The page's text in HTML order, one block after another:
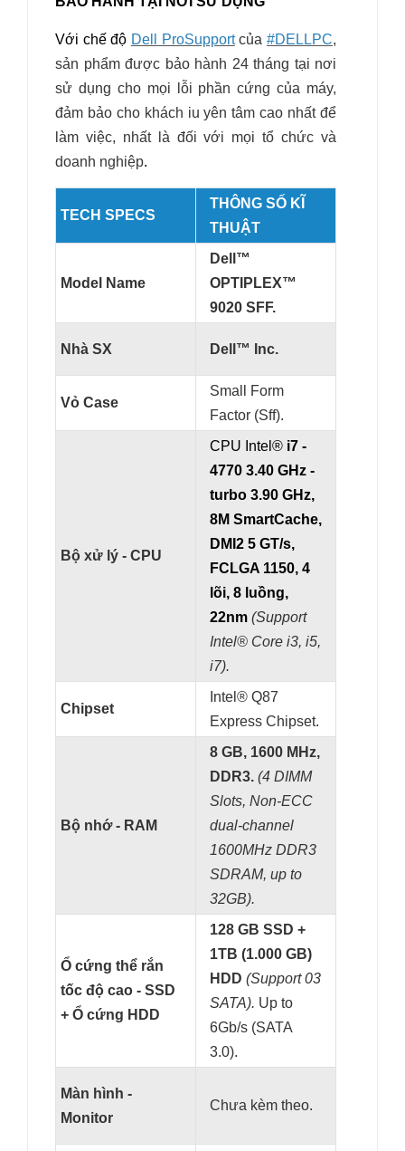
Với chế độ Dell ProSupport của#DELLPC,
sản phẩm được bảo hành 24 tháng tại nơi
sử dụng cho mọi lỗi phần cứng của máy,
đảm bảo cho khách iu yên tâm cao nhất để
làm việc, nhất là đối với mọi tổ chức và
doanh nghiệp.
TECH SPECS
THÔNG SỐ KĨ
THUẬT
Model Name
Dell™
OPTIPLEX™
9020 SFF.
Nhà SX Dell™ Inc.
Vỏ Case
Small Form
Factor (Sff).
Bộ xử lý - CPU
CPU Intel® i7 -
4770 3.40 GHz -
turbo 3.90 GHz,
8M SmartCache,
DMI2 5 GT/s,
FCLGA 1150, 4
lõi, 8 luồng,
22nm (Support
Intel® Core i3, i5,
i7).
Chipset
Intel® Q87
Express Chipset.
Bộ nhớ - RAM
8 GB, 1600 MHz,
DDR3. (4 DIMM
Slots, Non-ECC
dual-channel
1600MHz DDR3
SDRAM, up to
32GB).
Ổ cứng thể rắn
tốc độ cao - SSD
+ Ổ cứng HDD
128 GB SSD +
1TB (1.000 GB)
HDD (Support 03
SATA). Up to
6Gb/s (SATA
3.0).
Màn hình -
Monitor
Chưa kèm theo.